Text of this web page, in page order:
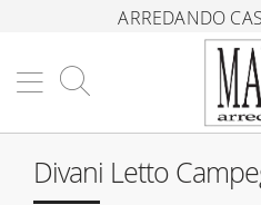
ARREDANDO
Divani Letto